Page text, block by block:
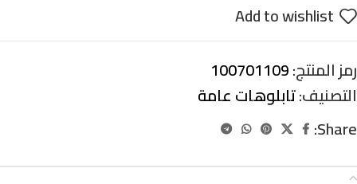
Add to wishlist
رمز المنتج:100701109
التصنيف:تابلوهات عامة
Share: